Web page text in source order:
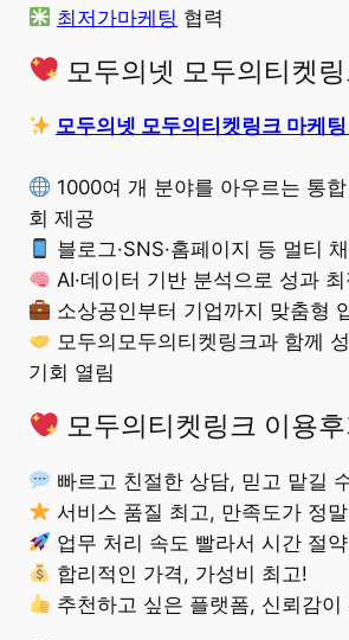
최저가마케팅 협력
모두의넷 모두의티켓
모두의넷 모두의티켓링크 마케팅
1000여 개 분야를 아우르는 통
회 제공
블로그·SNS·홈페이지 등 멀티
AI·데이터 기반 분석으로 성과
소상공인부터 기업까지 맞춤형
모두의모두의티켓링크과 함께
기회 열림
모두의티켓링크 이용후
빠르고 친절한 상담, 믿고 맡길
서비스 품질 최고, 만족도가 정
업무 처리 속도 빨라서 시간 절
합리적인 가격, 가성비 최고!
추천하고 싶은 플랫폼, 신뢰감이